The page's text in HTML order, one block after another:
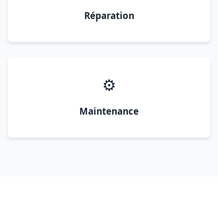
Réparation
⚙️
Maintenance